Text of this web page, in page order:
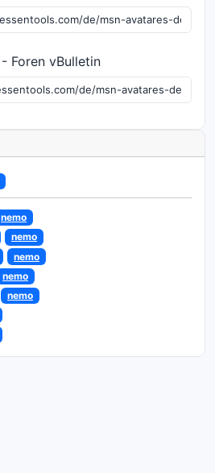
- Foren vBulletin
nemo
nemo
nemo
nemo
nemo